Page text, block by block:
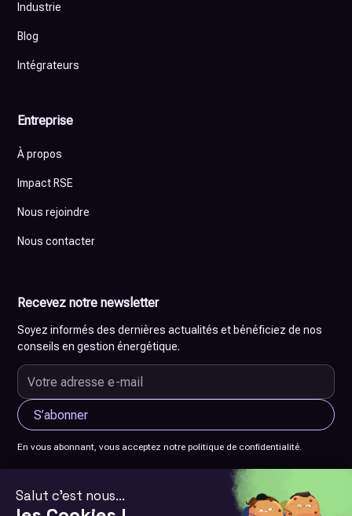
Industrie
Blog
Intégrateurs
Entreprise
À propos
Impact RSE
Nous rejoindre
Nous contacter
Recevez notre newsletter
Soyez informés des dernières actualités et bénéficiez de nos
conseils en gestion énergétique.
En vous abonnant, vous acceptez notre politique de confidentialité.